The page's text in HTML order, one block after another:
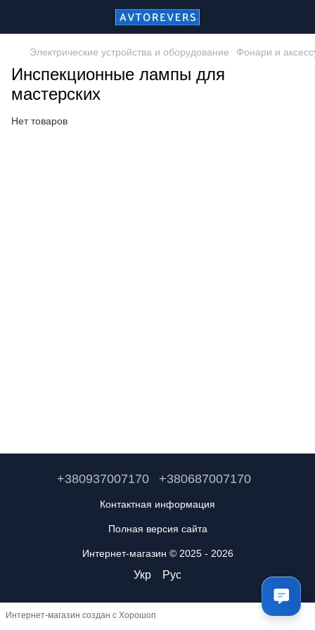
Электрические устройства и оборудование Фонари и
Инспекционные лампы для
мастерских
Нет товаров
+380937007170 +380687007170
Контактная информация
Полная версия сайта
Интернет-магазин © 2025 - 2026
Укр Рус
Интернет-магазин создан с Хорошоп